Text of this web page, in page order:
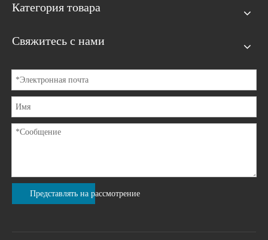
Категория товара
Свяжитесь с нами
Представлять на рассмотрение